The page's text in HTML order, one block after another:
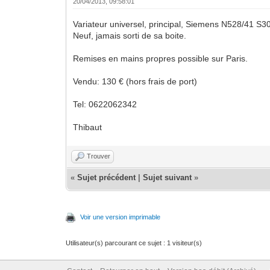
Variateur universel, principal, Siemens N528/41
Neuf, jamais sorti de sa boite.
Remises en mains propres possible sur Paris.
Vendu: 130 € (hors frais de port)
Tel: 0622062342
Thibaut
Trouver
«Sujet précédent |Sujet suivant »
Voir une version imprimable
Utilisateur(s) parcourant ce sujet : 1 visiteur(s)